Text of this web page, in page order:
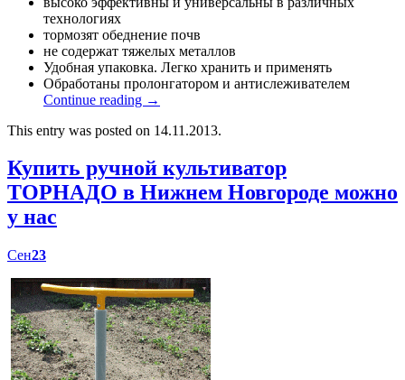
технологиях
тормозят обеднение почв
не содержат тяжелых металлов
Удобная упаковка. Легко хранить и применять
Обработаны пролонгатором и антислеживателем
Continue reading →
This entry was posted on 14.11.2013.
Купить ручной культиватор
ТОРНАДО в Нижнем Новгороде можно
у нас
Сен23